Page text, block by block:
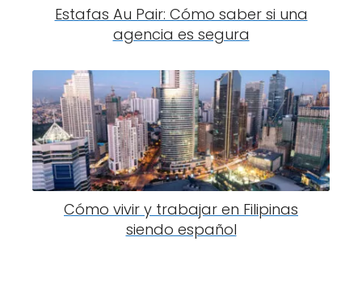
Estafas Au Pair: Cómo saber si una
agencia es segura
Cómo vivir y trabajar en Filipinas
siendo español